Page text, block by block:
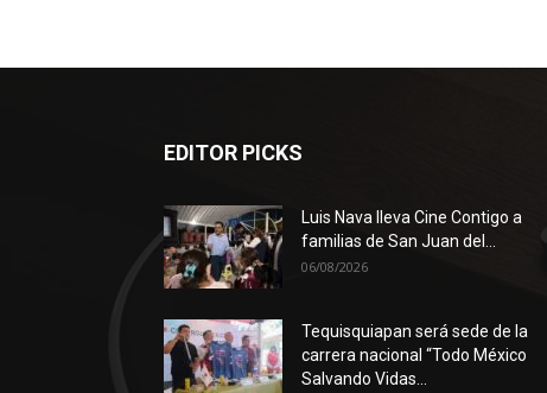
EDITOR PICKS
Luis Nava lleva Cine Contigo a
familias de San Juan del...
06/08/2026
Tequisquiapan será sede de la
carrera nacional “Todo México
Salvando Vidas...